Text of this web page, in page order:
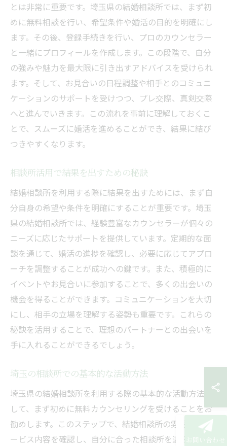
とは非常に重要です。埼玉県の結婚相談所では、まず初
めに無料相談を行い、希望条件や婚活の目的を明確にし
ます。その後、登録手続きを行い、プロのカウンセラー
と一緒にプロフィールを作成します。この段階で、自分
の強みや魅力を最大限に引き出すアドバイスを受けられ
ます。そして、お見合いの日程調整や相手とのコミュニ
ケーションのサポートを受けつつ、プレ交際、真剣交際
へと進んでいきます。この流れを事前に理解しておくこ
とで、スムーズに婚活を進めることができ、結果に結び
つきやすくなります。
相談所活用で結果を出すための秘訣
結婚相談所を利用する際に結果を出すためには、まず自
分自身の希望や条件を明確にすることが重要です。埼玉
県の結婚相談所では、経験豊富なカウンセラーが個々の
ニーズに応じたサポートを提供しています。定期的な面
談を通じて、婚活の進捗を確認し、必要に応じてアプロ
ーチを調整することが成功への鍵です。また、積極的に
イベントやお見合いに参加することで、多くの出会いの
機会を得ることができます。コミュニケーションを大切
にし、相手の立場を理解する姿勢も重要です。これらの
秘訣を活用することで、理想のパートナーとの出会いを
手に入れることができるでしょう。
埼玉の相談所での基本的な活動方法
埼玉県の結婚相談所を利用する際の基本的な活動方法と
して、まず初めに無料カウンセリングを受けることをお
勧めします。このステップで、結婚相談所の雰囲気やサ
ービス内容を確認し、自分に合った相談所を選ぶことが
お問い合わせ